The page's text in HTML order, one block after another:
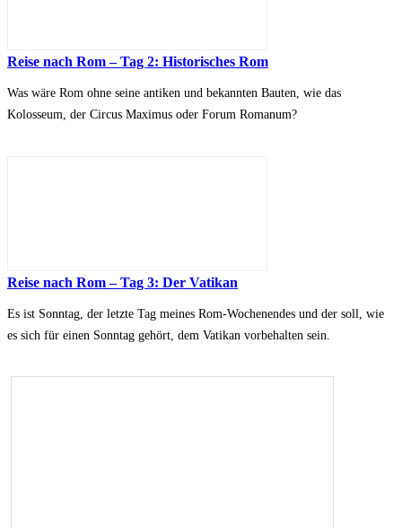
Reise nach Rom – Tag 2: Historisches Rom
Was wäre Rom ohne seine antiken und bekannten Bauten, wie das
Kolosseum, der Circus Maximus oder Forum Romanum?
Reise nach Rom – Tag 3: Der Vatikan
Es ist Sonntag, der letzte Tag meines Rom-Wochenendes und der soll, wie
es sich für einen Sonntag gehört, dem Vatikan vorbehalten sein.